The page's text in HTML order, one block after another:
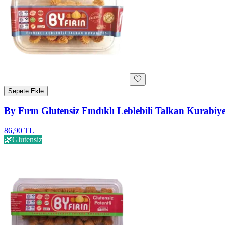
Sepete Ekle
By Fırın Glutensiz Fındıklı Leblebili Talkan
86,90 TL
🌿Glutensiz